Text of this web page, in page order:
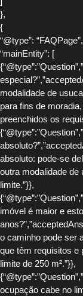
},
{
“@type”: “FAQPage”,
“mainEntity”: [
modalidade de
para fins de
preenchidos os
absoluto: pode-se
outra modalidade de
limite.”}},
imóvel é maior e
o caminho pode ser
que têm requisitos e
limite de 250 m².”}},
ocupação cabe no